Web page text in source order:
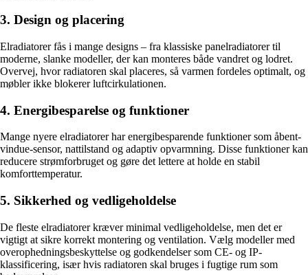
3. Design og placering
Elradiatorer fås i mange designs – fra klassiske panelradiatorer til
moderne, slanke modeller, der kan monteres både vandret og lodret.
Overvej, hvor radiatoren skal placeres, så varmen fordeles optimalt, og
møbler ikke blokerer luftcirkulationen.
4. Energibesparelse og funktioner
Mange nyere elradiatorer har energibesparende funktioner som åbent-
vindue-sensor, nattilstand og adaptiv opvarmning. Disse funktioner kan
reducere strømforbruget og gøre det lettere at holde en stabil
komforttemperatur.
5. Sikkerhed og vedligeholdelse
De fleste elradiatorer kræver minimal vedligeholdelse, men det er
vigtigt at sikre korrekt montering og ventilation. Vælg modeller med
overophedningsbeskyttelse og godkendelser som CE- og IP-
klassificering, især hvis radiatoren skal bruges i fugtige rum som